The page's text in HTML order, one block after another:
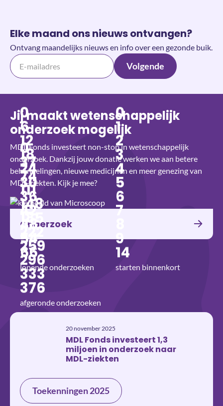
Elke maand ons nieuws ontvangen?
Ontvang maandelijks nieuws en info over een gezonde buik.
Volgende
Jij maakt wetenschappelijk
onderzoek mogelijk
MDL Fonds investeert non-stop in wetenschappelijk
onderzoek. Dankzij jouw donatie werken we aan betere
behandelingen, nieuwe medicijnen en meer genezing van
MDL-ziekten. Kijk je mee?
Onderzoek
0
6
12
18
24
30
36
42
48
54
66
lopende onderzoeken
0
1
2
3
4
5
6
7
9
14
starten binnenkort
0
37
74
111
148
185
222
259
296
333
376
afgeronde onderzoeken
20 november 2025
MDL Fonds investeert 1,3
miljoen in onderzoek naar
MDL-ziekten
Toekenningen 2025